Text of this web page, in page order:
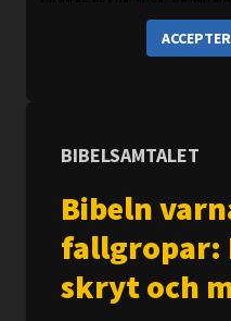
BIBELSAMTALET
Bibeln
fallgropar:
skryt och